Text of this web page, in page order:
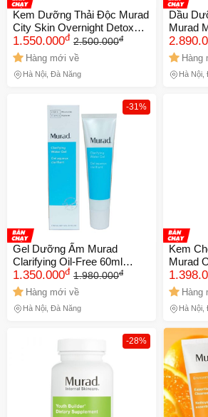
Kem Dưỡng Thải Độc Murad
City Skin Overnight Detox
Moisturizer 50Ml NK(Chính
hãng)
1.550.000đ 2.500.000đ
Hàng mới về
Hà Nội, Đà Nẵng
Dầu
Murad
Oil
Hàng
Hà Nội,
-31%
Gel Dưỡng Ẩm Murad
Clarifying Oil-Free 60ml
NK(Chính hãng)
1.350.000đ 1.980.000đ
Hàng mới về
Hà Nội, Đà Nẵng
Kem
Murad
SPF45
Hàng
Hà Nội,
-28%